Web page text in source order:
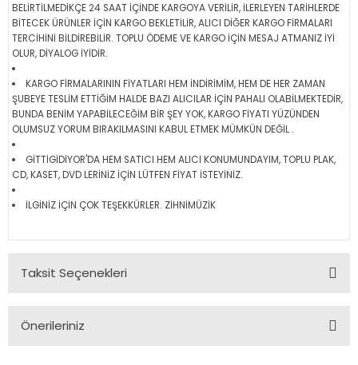
BELİRTİLMEDİKÇE 24 SAAT İÇİNDE KARGOYA VERİLİR, İLERLEYEN TARİHLERDE
BİTECEK ÜRÜNLER İÇİN KARGO BEKLETİLİR, ALICI DİĞER KARGO FİRMALARI
TERCİHİNİ BİLDİREBİLİR. TOPLU ÖDEME VE KARGO İÇİN MESAJ ATMANIZ İYİ
OLUR, DİYALOG İYİDİR.
KARGO FİRMALARININ FİYATLARI HEM İNDİRİMİM, HEM DE HER ZAMAN
ŞUBEYE TESLİM ETTİĞİM HALDE BAZI ALICILAR İÇİN PAHALI OLABİLMEKTEDİR,
BUNDA BENİM YAPABİLECEĞİM BİR ŞEY YOK, KARGO FİYATI YÜZÜNDEN
OLUMSUZ YORUM BIRAKILMASINI KABUL ETMEK MÜMKÜN DEĞİL .
GİTTİGİDİYOR'DA HEM SATICI HEM ALICI KONUMUNDAYIM, TOPLU PLAK,
CD, KASET, DVD LERİNİZ İÇİN LÜTFEN FİYAT İSTEYİNİZ.
İLGİNİZ İÇİN ÇOK TEŞEKKÜRLER. ZİHNİMÜZİK
Taksit Seçenekleri
Önerileriniz